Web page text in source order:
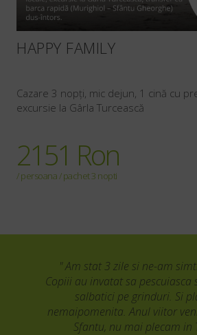
HAPPY FAMILY
Cazare 3 nopți, mic dejun, 1 cină cu
excursie la Gârla Turcească
2151 Ron
/ persoana / pachet 3 nopti
" Am stat 3 zile si ne-am
Copiii au invatat sa pescuiasca
salbatici pe grinduri. Si
nemaipomenita. Anul viitor
Sfantu, nu mai plecam in